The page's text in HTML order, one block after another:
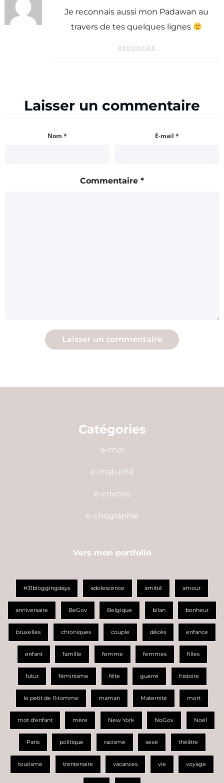
Je reconnais aussi mon Padawan au
travers de tes quelques lignes
RÉPONDRE
Laisser un commentaire
Nom * E-mail *
Commentaire *
Catégories
e-moi
e-maturité
e-crivons
e-chographie
Vers mon portfolio
#31bloggingdays adolescence amitié amour
anniversaire BeGov Belgique bilan bonheur
bruxelles chroniques couple décès enfance
enfant famille femme femmes filles
futur féminisme fête guerre histoire
le petit de l'Homme maman Maternité mort
mot d'enfant mère New York NoGov Noël
Paris politique racisme sexe théâtre
tourisme trentenaire vacances vie voyage